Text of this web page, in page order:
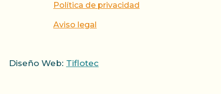
Política de privacidad
Aviso legal
Diseño Web: Tiflotec